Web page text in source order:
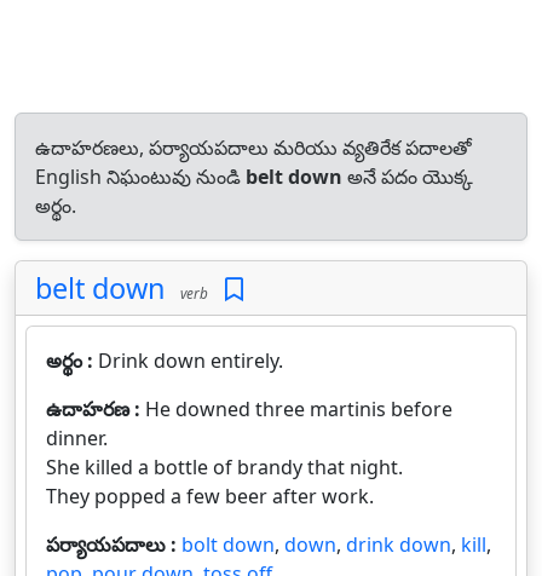
ఉదాహరణలు, పర్యాయపదాలు మరియు వ్యతిరేక పదాలతో
English నిఘంటువు నుండి belt down అనే పదం యొక్క
అర్థం.
belt down verb
అర్థం : Drink down entirely.
ఉదాహరణ : He downed three martinis before
dinner.
She killed a bottle of brandy that night.
They popped a few beer after work.
పర్యాయపదాలు : bolt down, down, drink down, kill,